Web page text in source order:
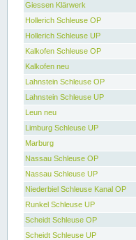
Giessen Klärwerk
Hollerich Schleuse OP
Hollerich Schleuse UP
Kalkofen Schleuse OP
Kalkofen neu
Lahnstein Schleuse OP
Lahnstein Schleuse UP
Leun neu
Limburg Schleuse UP
Marburg
Nassau Schleuse OP
Nassau Schleuse UP
Niederbiel Schleuse Kanal OP
Runkel Schleuse UP
Scheidt Schleuse OP
Scheidt Schleuse UP